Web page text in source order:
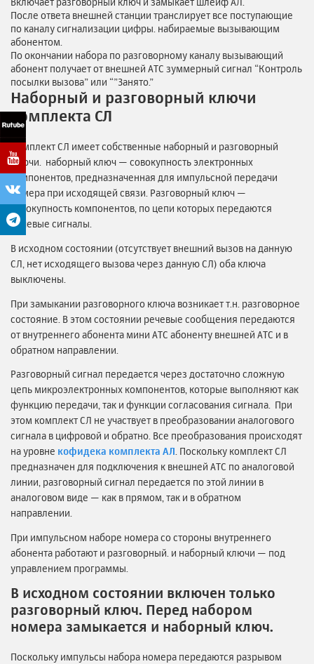
После ответа внешней станции транслирует все поступающие
по каналу сигнализации цифры. набираемые вызывающим
абонентом.
По окончании набора по разговорному каналу вызывающий
абонент получает от внешней АТС зуммерный сигнал “Контроль
посылки вызова” или “”Занято.”
Наборный и разговорный ключи
комплекта СЛ
Комплект СЛ имеет собственные наборный и разговорный
ключи. наборный ключ — совокупность электронных
компонентов, предназначенная для импульсной передачи
номера при исходящей связи. Разговорный ключ —
совокупность компонентов, по цепи которых передаются
речевые сигналы.
В исходном состоянии (отсутствует внешний вызов на данную
СЛ, нет исходящего вызова через данную СЛ) оба ключа
выключены.
При замыкании разговорного ключа возникает т.н. разговорное
состояние. В этом состоянии речевые сообщения передаются
от внутреннего абонента мини АТС абоненту внешней АТС и в
обратном направлении.
Разговорный сигнал передается через достаточно сложную
цепь микроэлектронных компонентов, которые выполняют как
функцию передачи, так и функции согласования сигнала. При
этом комплект СЛ не участвует в преобразовании аналогового
сигнала в цифровой и обратно. Все преобразования происходят
на уровне кофидека комплекта АЛ . Поскольку комплект СЛ
предназначен для подключения к внешней АТС по аналоговой
линии, разговорный сигнал передается по этой линии в
аналоговом виде — как в прямом, так и в обратном
направлении.
При импульсном наборе номера со стороны внутреннего
абонента работают и разговорный. и наборный ключи — под
управлением программы.
В исходном состоянии включен только
разговорный ключ. Перед набором
номера замыкается и наборный ключ.
Поскольку импульсы набора номера передаются разрывом